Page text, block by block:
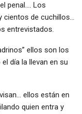
penal…. Los
cientos de cuchillos…
entrevistados.
ellos son los
día la llevan en su
ellos están en
quien entra y